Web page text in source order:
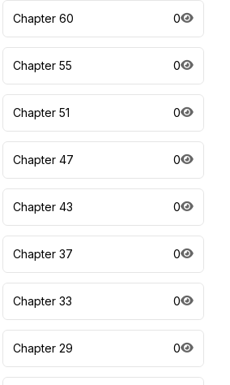
Chapter 60 0
Chapter 55 0
Chapter 51 0
Chapter 47 0
Chapter 43 0
Chapter 37 0
Chapter 33 0
Chapter 29 0